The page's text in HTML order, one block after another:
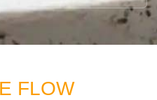
FLOW